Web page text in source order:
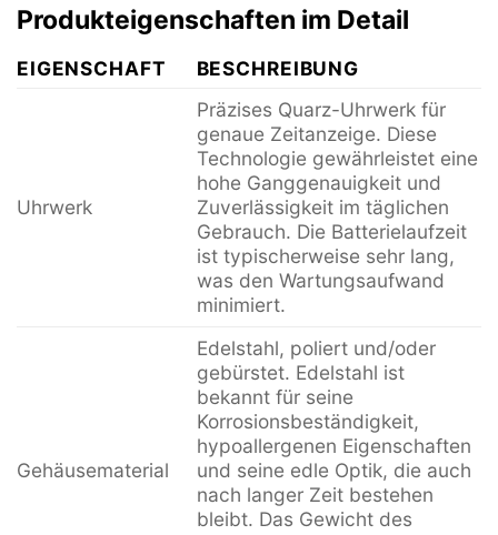
Produkteigenschaften im Detail
EIGENSCHAFT BESCHREIBUNG
Uhrwerk
Präzises Quarz-Uhrwerk für
genaue Zeitanzeige. Diese
Technologie gewährleistet eine
hohe Ganggenauigkeit und
Zuverlässigkeit im täglichen
Gebrauch. Die Batterielaufzeit
ist typischerweise sehr lang,
was den Wartungsaufwand
minimiert.
Gehäusematerial
Edelstahl, poliert und/oder
gebürstet. Edelstahl ist
bekannt für seine
Korrosionsbeständigkeit,
hypoallergenen Eigenschaften
und seine edle Optik, die auch
nach langer Zeit bestehen
bleibt. Das Gewicht des